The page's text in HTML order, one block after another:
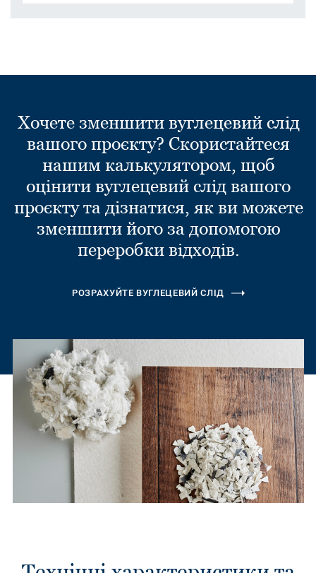
Хочете зменшити вуглецевий слід
вашого проєкту? Скористайтеся
нашим калькулятором, щоб
оцінити вуглецевий слід вашого
проєкту та дізнатися, як ви можете
зменшити його за допомогою
переробки відходів.
РОЗРАХУЙТЕ ВУГЛЕЦЕВИЙ СЛІД